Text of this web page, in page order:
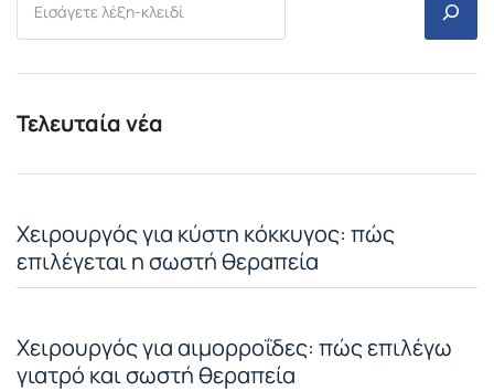
Τελευταία νέα
Χειρουργός για κύστη κόκκυγος: πώς
επιλέγεται η σωστή θεραπεία
Χειρουργός για αιμορροΐδες: πώς επιλέγω
γιατρό και σωστή θεραπεία